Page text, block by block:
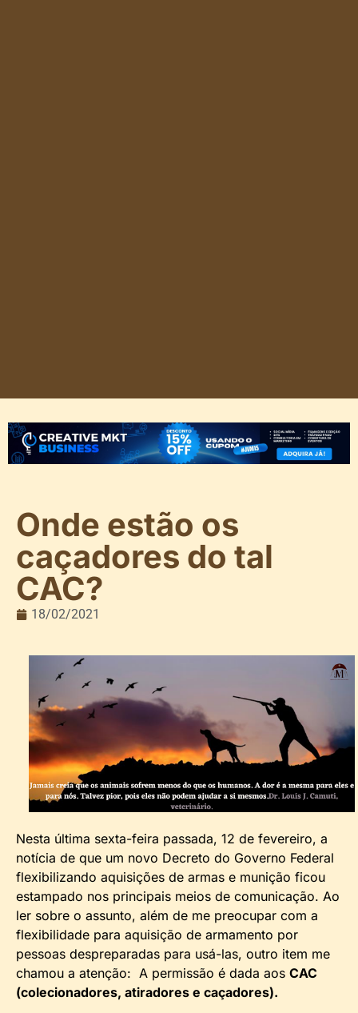
Onde estão os
caçadores do tal
CAC?
18/02/2021
Nesta última sexta-feira passada, 12 de fevereiro, a
notícia de que um novo Decreto do Governo Federal
flexibilizando aquisições de armas e munição ficou
estampado nos principais meios de comunicação. Ao
ler sobre o assunto, além de me preocupar com a
flexibilidade para aquisição de armamento por
pessoas despreparadas para usá-las, outro item me
chamou a atenção: A permissão é dada aos CAC
(colecionadores, atiradores e caçadores).